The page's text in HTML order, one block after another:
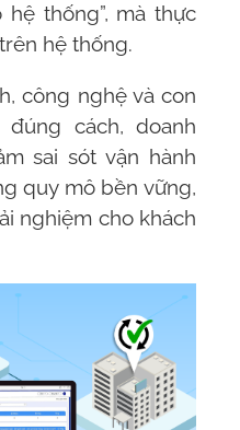
thống”, mà thực
hệ thống.
công nghệ và con
cách, doanh
sai sót vận hành
quy mô bền vững,
nghiệm cho khách